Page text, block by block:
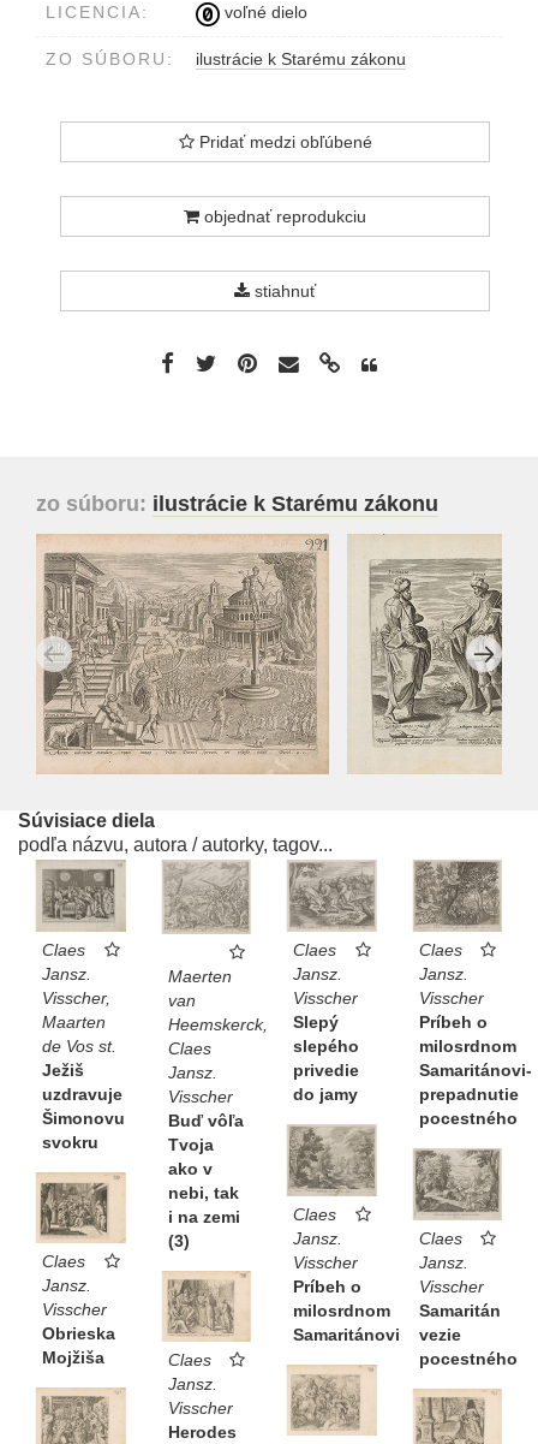
LICENCIA: voľné dielo
ZO SÚBORU: ilustrácie k Starému zákonu
Pridať medzi obľúbené
objednať reprodukciu
stiahnuť
zo súboru: ilustrácie k Starému zákonu
Súvisiace diela
podľa názvu, autora / autorky, tagov...
Claes
Jansz.
Visscher,
Maarten
de Vos st.
Ježiš
uzdravuje
Šimonovu
svokru
Maerten
van
Heemskerck,
Claes
Jansz.
Visscher
Buď vôľa
Tvoja
ako v
nebi, tak
i na zemi
(3)
Claes
Jansz.
Visscher
Slepý
slepého
privedie
do jamy
Claes
Jansz.
Visscher
Príbeh o
milosrdnom
Samaritánovi-
prepadnutie
pocestného
Claes
Jansz.
Visscher
Príbeh o
milosrdnom
Samaritánovi
Claes
Jansz.
Visscher
Samaritán
vezie
pocestného
Claes
Jansz.
Visscher
Obrieska
Mojžiša
Claes
Jansz.
Visscher
Herodes